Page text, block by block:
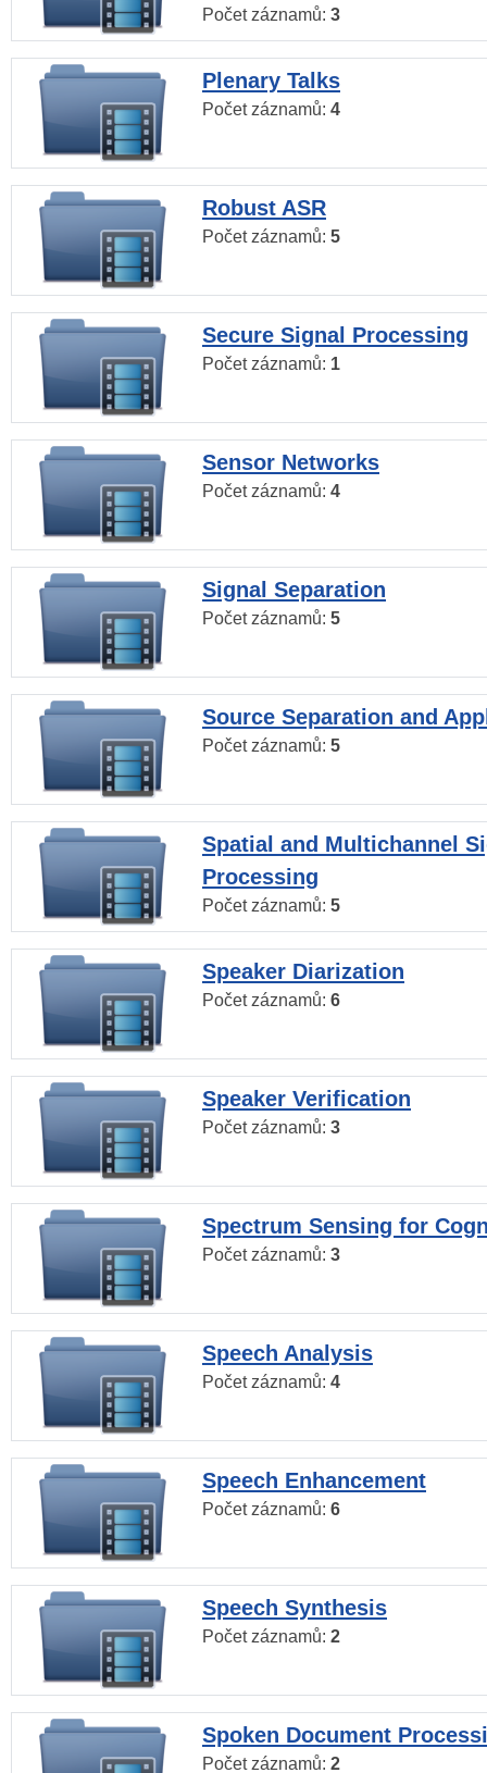
Počet záznamů: 3
Plenary Talks
Počet záznamů: 4
Robust ASR
Počet záznamů: 5
Secure Signal Processing
Počet záznamů: 1
Sensor Networks
Počet záznamů: 4
Signal Separation
Počet záznamů: 5
Source Separation and
Počet záznamů: 5
Spatial and Multichannel
Processing
Počet záznamů: 5
Speaker Diarization
Počet záznamů: 6
Speaker Verification
Počet záznamů: 3
Spectrum Sensing for
Počet záznamů: 3
Speech Analysis
Počet záznamů: 4
Speech Enhancement
Počet záznamů: 6
Speech Synthesis
Počet záznamů: 2
Spoken Document
Počet záznamů: 2